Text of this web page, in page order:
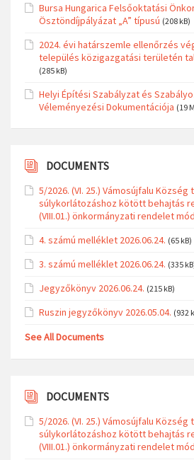
Bursa Hungarica Felsőoktatási
Ösztöndíjpályázat „A” típusú (208 kB)
2024. évi határszemle ellenőrzés
település közigazgatási területén
(285 kB)
Helyi Építési Szabályzat és
Véleményezési Dokumentációja (19
DOCUMENTS
5/2026. (VI. 25.) Vámosújfalu Község
súlykorlátozáshoz kötött behajtás
(VIII.01.) önkormányzati rendelet
4. számú melléklet 2026.06.24. (65 kB)
3. számú melléklet 2026.06.24. (335
Jegyzőkönyv 2026.06.24. (215 kB)
Ruszin jegyzőkönyv 2026.05.04. (932
See All Documents
DOCUMENTS
5/2026. (VI. 25.) Vámosújfalu Község
súlykorlátozáshoz kötött behajtás
(VIII.01.) önkormányzati rendelet